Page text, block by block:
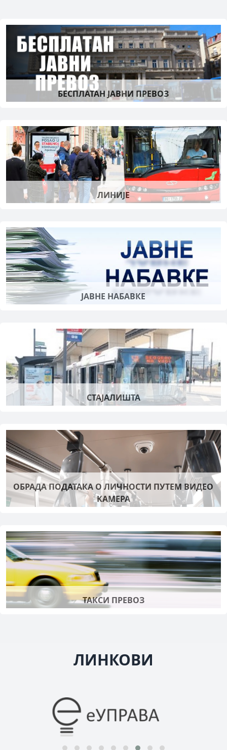
БЕСПЛАТАН ЈАВНИ ПРЕВОЗ
ЛИНИЈЕ
ЈАВНЕ НАБАВКЕ
СТАЈАЛИШТА
ОБРАДА ПОДАТАКА О ЛИЧНОСТИ ПУТЕМ ВИДЕО
КАМЕРА
ТАКСИ ПРЕВОЗ
ЛИНКОВИ